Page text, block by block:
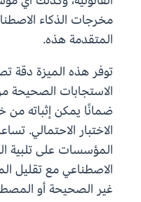
مخرجات الذكاء
المتقدمة هذه.
الاستجابات الصحيحة
ضمانًا يمكن إثباته من
الاختبار الاحتمالي.
المؤسسات على تلبية
الاصطناعي مع تقليل
غير الصحيحة أو